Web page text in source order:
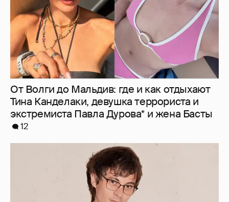
От Волги до Мальдив: где и как отдыхают
Тина Канделаки, девушка террориста и
экстремиста Павла Дурова* и жена Басты
12